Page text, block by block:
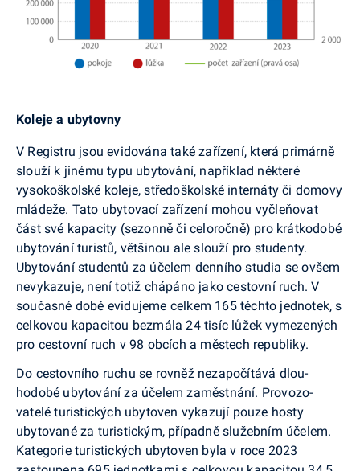
Koleje a ubytovny
V Registru jsou evidována také zařízení, která pri­márně
slouží k jinému typu ubytování, například některé
vysokoškolské koleje, středoškolské internáty či domovy
mládeže. Tato ubytovací zařízení mohou vyčleňovat
část své kapacity (sezonně či celoročně) pro krátkodobé
ubytování turistů, většinou ale slouží pro studenty.
Ubytování studentů za účelem denního studia se ovšem
nevykazuje, není totiž chápáno jako cestovní ruch. V
současné době evidujeme celkem 165 těchto jednotek, s
celkovou kapacitou bezmála 24 tisíc lůžek vymezených
pro cestovní ruch v 98 obcích a městech republiky.
Do cestovního ruchu se rovněž nezapočítává dlou­
hodobé ubytování za účelem zaměstnání. Provozo­
vatelé turistických ubytoven vykazují pouze hosty
ubytované za turistickým, případně služebním úče­lem.
Kategorie turistických ubytoven byla v roce 2023